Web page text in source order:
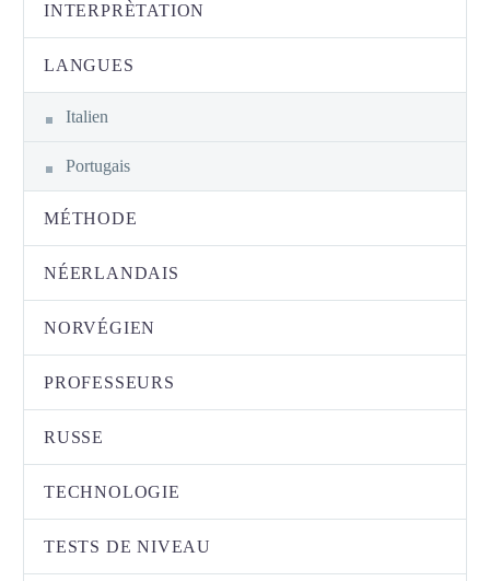
INTERPRÈTATION
LANGUES
Italien
Portugais
MÉTHODE
NÉERLANDAIS
NORVÉGIEN
PROFESSEURS
RUSSE
TECHNOLOGIE
TESTS DE NIVEAU